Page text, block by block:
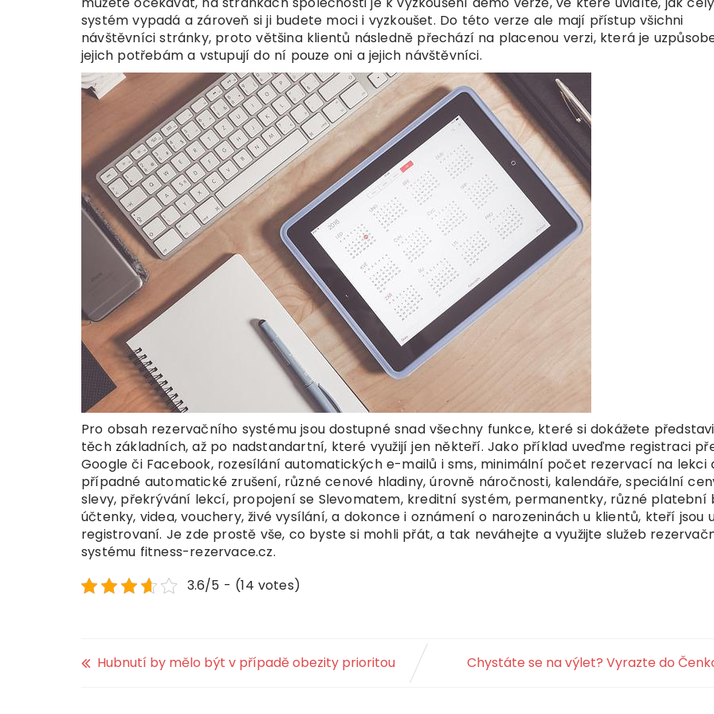
systém vypadá a zároveň si ji budete moci i vyzkoušet. Do této verze ale mají přístup všichni
návštěvníci stránky, proto většina klientů následně přechází na placenou verzi, která je
jejich potřebám a vstupují do ní pouze oni a jejich návštěvníci.
Pro obsah rezervačního systému jsou dostupné snad všechny funkce, které si dokážete
těch základních, až po nadstandartní, které využijí jen někteří. Jako příklad uveďme registraci
Google či Facebook, rozesílání automatických e-mailů i sms, minimální počet rezervací na lekci
případné automatické zrušení, různé cenové hladiny, úrovně náročnosti, kalendáře, speciální
slevy, překrývání lekcí, propojení se Slevomatem, kreditní systém, permanentky, různé platební
účtenky, videa, vouchery, živé vysílání, a dokonce i oznámení o narozeninách u klientů, kteří jsou
registrovaní. Je zde prostě vše, co byste si mohli přát, a tak neváhejte a využijte služeb
systému fitness-rezervace.cz.
3.6/5 - (14 votes)
Hubnutí by mělo být v případě obezity prioritou Chystáte se na výlet? Vyrazte do